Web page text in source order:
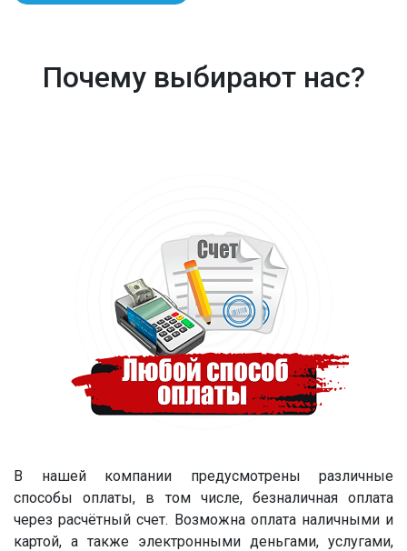
Почему выбирают нас?
В нашей компании предусмотрены различные
способы оплаты, в том числе, безналичная оплата
через расчётный счет. Возможна оплата наличными и
картой, а также электронными деньгами, услугами,